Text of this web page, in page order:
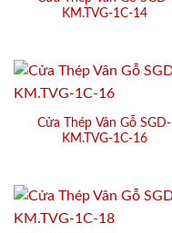
KM.TVG-1C-14
Cửa Thép Vân Gỗ SGD-
KM.TVG-1C-16